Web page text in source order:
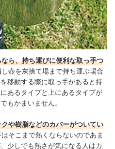
出典：amazon.co.jp
ら、持ち運びに便利な取っ手つ
壺を灰捨て場まで持ち運ぶ場合
移動する際に取っ手があると持
あるタイプと上にあるタイプが
もかまいません。
や樹脂などのカバーがついてい
はそこまで熱くならないのであま
少しでも熱さが気になる人はカ